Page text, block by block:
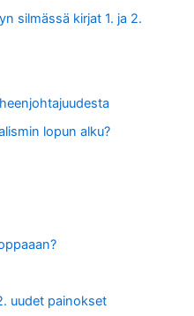
silmässä kirjat 1. ja 2.
lopun alku?
uudet painokset